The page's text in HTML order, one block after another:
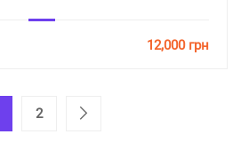
12,000 грн
2